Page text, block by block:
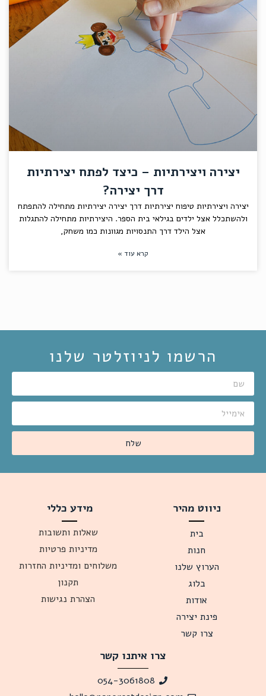
יצירה ויצירתיות – כיצד לפתח יצירתיות
דרך יצירה?
יצירה ויצירתיות טיפוח יצירתיות דרך יצירה יצירתיות מתחילה להתפתח
ולהשתכלל אצל ילדים בגילאי בית הספר. היצירתיות מתחילה להתגלות
אצל הילד דרך התנסויות מגוונות כמו משחק,
קרא עוד »
הרשמו לניוזלטר שלנו
שלח
ניווט מהיר
בית
חנות
הערוץ שלנו
בלוג
אודות
פינת יצירה
צרו קשר
מידע כללי
שאלות ותשובות
מדיניות פרטיות
משלוחים ומדיניות החזרות
תקנון
הצהרת נגישות
צרו איתנו קשר
054-3061808